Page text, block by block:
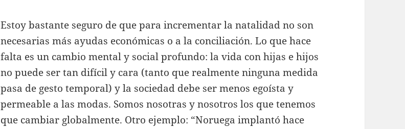
Estoy bastante seguro de que para incrementar la natalidad no son
necesarias más ayudas económicas o a la conciliación. Lo que hace
falta es un cambio mental y social profundo: la vida con hijas e hijos
no puede ser tan difícil y cara (tanto que realmente ninguna medida
pasa de gesto temporal) y la sociedad debe ser menos egoísta y
permeable a las modas. Somos nosotras y nosotros los que tenemos
que cambiar globalmente. Otro ejemplo: “Noruega implantó hace